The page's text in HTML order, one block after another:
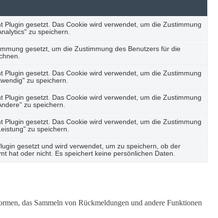
Plugin gesetzt. Das Cookie wird verwendet, um die Zustimmung
zu speichern.
gesetzt, um die Zustimmung des Benutzers für die
Plugin gesetzt. Das Cookie wird verwendet, um die Zustimmung
zu speichern.
Plugin gesetzt. Das Cookie wird verwendet, um die Zustimmung
zu speichern.
Plugin gesetzt. Das Cookie wird verwendet, um die Zustimmung
zu speichern.
gesetzt und wird verwendet, um zu speichern, ob der
hat oder nicht. Es speichert keine persönlichen Daten.
das Sammeln von Rückmeldungen und andere Funktionen